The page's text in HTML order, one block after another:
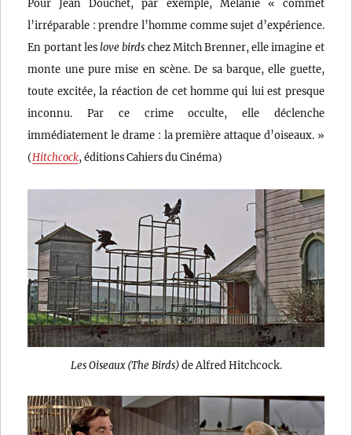
Pour Jean Douchet, par exemple, Melanie « commet
l’irréparable : prendre l’homme comme sujet d’expérience.
En portant leslove birds chez Mitch Brenner, elle imagine et
monte une pure mise en scène. De sa barque, elle guette,
toute excitée, la réaction de cet homme qui lui est presque
inconnu. Par ce crime occulte, elle déclenche
immédiatement le drame : la première attaque d’oiseaux. »
(Hitchcock, éditions Cahiers du Cinéma)
Les Oiseaux (The Birds)de Alfred Hitchcock.